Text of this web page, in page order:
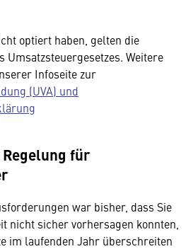
optiert haben, gelten die
Umsatzsteuergesetzes. Weitere
Infoseite zur
(UVA) und
für
war bisher, dass Sie
nicht sicher vorhersagen konnten,
im laufenden Jahr überschreiten